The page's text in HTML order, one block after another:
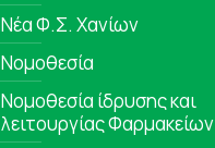
Νέα Φ.Σ. Χανίων
Νομοθεσία
Νομοθεσία ίδρυσης και
λειτουργίας Φαρμακείων